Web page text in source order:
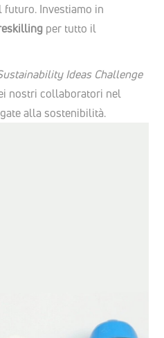
Investiamo in
per tutto il
Ideas Challenge
nostri collaboratori nel
alla sostenibilità.